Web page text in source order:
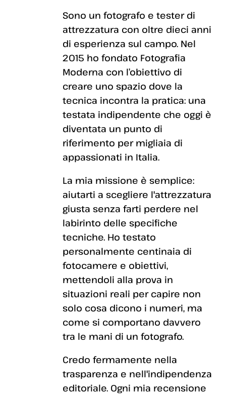
Sono un fotografo e tester di
attrezzatura con oltre dieci anni
di esperienza sul campo. Nel
2015 ho fondato Fotografia
Moderna con l’obiettivo di
creare uno spazio dove la
tecnica incontra la pratica: una
testata indipendente che oggi è
diventata un punto di
riferimento per migliaia di
appassionati in Italia.
La mia missione è semplice:
aiutarti a scegliere l'attrezzatura
giusta senza farti perdere nel
labirinto delle specifiche
tecniche. Ho testato
personalmente centinaia di
fotocamere e obiettivi,
mettendoli alla prova in
situazioni reali per capire non
solo cosa dicono i numeri, ma
come si comportano davvero
tra le mani di un fotografo.
Credo fermamente nella
trasparenza e nell'indipendenza
editoriale. Ogni mia recensione